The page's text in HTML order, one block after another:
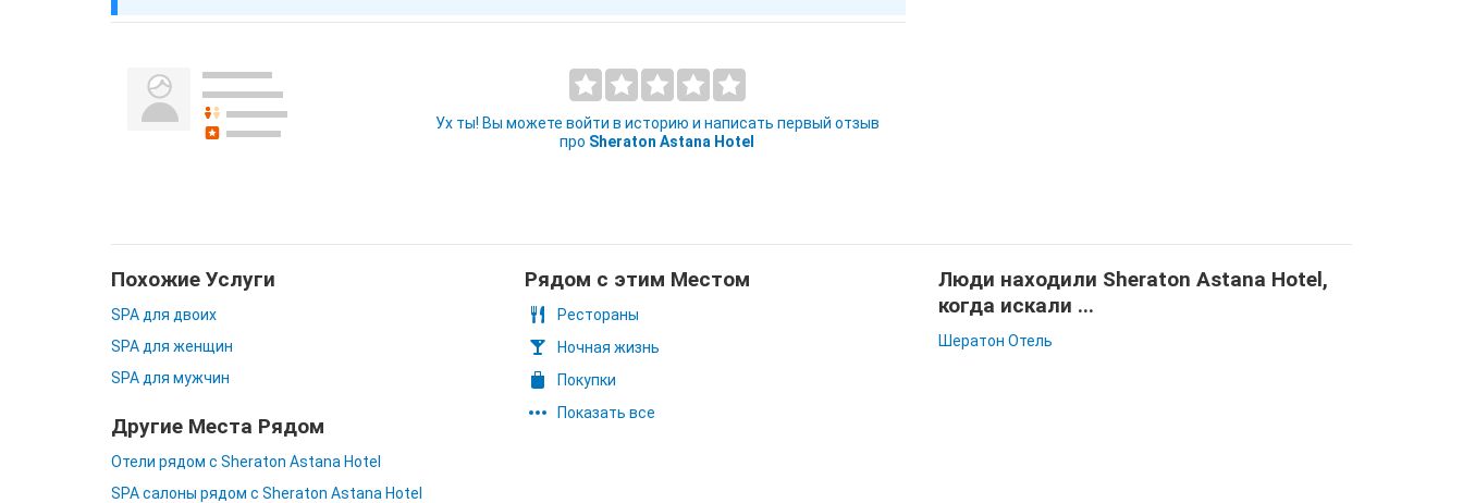
Ух ты! Вы можете войти в историю и написать первый отзыв
про Sheraton Astana Hotel
Похожие Услуги
SPA для двоих
SPA для женщин
SPA для мужчин
Другие Места Рядом
Отели рядом с Sheraton Astana Hotel
SPA салоны рядом с Sheraton Astana Hotel
Рядом с этим Местом
Рестораны
Ночная жизнь
Покупки
Показать все
Люди находили Sheraton Astana Hotel,
когда искали ...
Шератон Отель